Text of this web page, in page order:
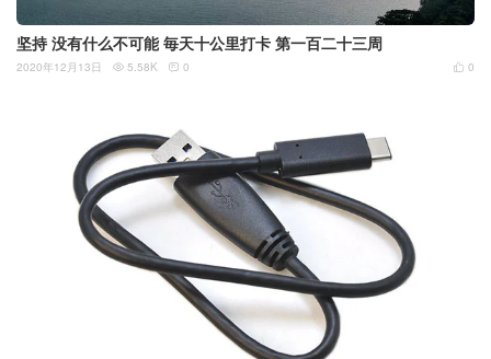
坚持 没有什么不可能 毎天十公里打卡 第一百二十三周
 0
2020年12月13日  5.58K  0